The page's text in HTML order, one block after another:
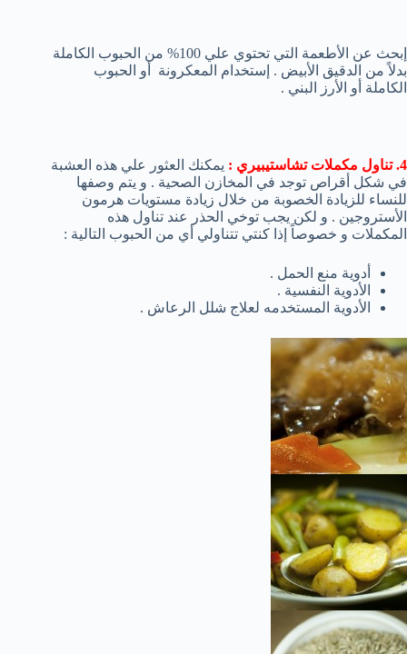
إبحث عن الأطعمة التي تحتوي علي 100% من الحبوب الكاملة
بدلاً من الدقيق الأبيض . إستخدام المعكرونة أو الحبوب
الكاملة أو الأرز البني .
4. تناول مكملات تشاستيبيري :
يمكنك العثور علي هذه العشبة
في شكل أقراص توجد في المخازن الصحية . و يتم وصفها
للنساء للزيادة الخصوبة من خلال زيادة مستويات هرمون
الأستروجين . و لكن يجب توخي الحذر عند تناول هذه
المكملات و خصوصاً إذا كنتي تتناولي أي من الحبوب التالية :
أدوية منع الحمل .
الأدوية النفسية .
الأدوية المستخدمه لعلاج شلل الرعاش .